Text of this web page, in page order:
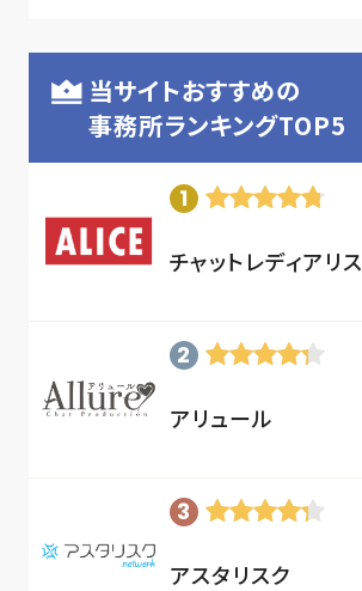
当サイトおすすめの
事務所ランキングTOP5
チャットレディアリス
アリュール
アスタリスク